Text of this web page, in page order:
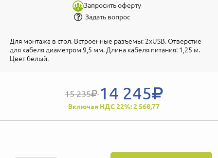
Запросить оферту
Задать вопрос
Для монтажа в стол. Встроенные разъемы: 2xUSB. Отверстие
для кабеля диаметром 9,5 мм. Длина кабеля питания: 1,25 м.
Цвет белый.
15 235 14 245
Включая НДС 22%: 2 568,77